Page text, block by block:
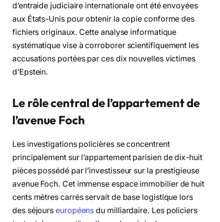
d’entraide judiciaire internationale ont été envoyées
aux États-Unis pour obtenir la copie conforme des
fichiers originaux. Cette analyse informatique
systématique vise à corroborer scientifiquement les
accusations portées par ces dix nouvelles victimes
d’Epstein.
Le rôle central de l’appartement de
l’avenue Foch
Les investigations policières se concentrent
principalement sur l’appartement parisien de dix-huit
pièces possédé par l’investisseur sur la prestigieuse
avenue Foch. Cet immense espace immobilier de huit
cents mètres carrés servait de base logistique lors
des séjourseuropéens du milliardaire. Les policiers